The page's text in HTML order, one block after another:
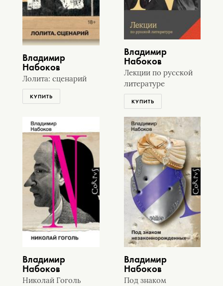
Владимир
Набоков
Лолита: сценарий
КУПИТЬ
Владимир
Набоков
Лекции по русской
литературе
КУПИТЬ
Владимир
Набоков
Николай Гоголь
Владимир
Набоков
Под знаком